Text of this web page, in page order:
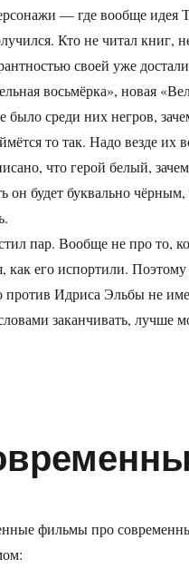
— где вообще идея
Кто не читал книг,
своей уже
восьмёрка», новая
было среди них негров,
то так. Надо везде их
что герой белый,
он будет буквально
пар. Вообще не про то,
как его испортили.
против Идриса Эльбы не
заканчивать, лучше
фильмы про